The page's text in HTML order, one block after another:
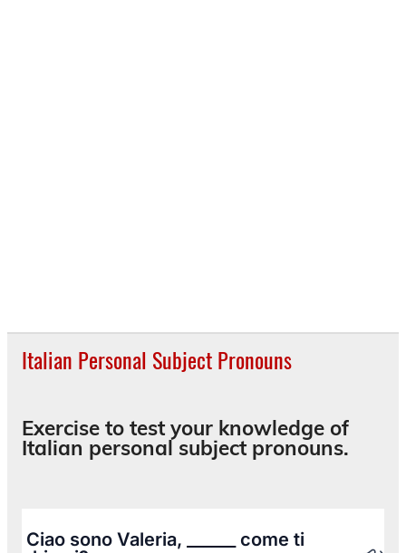
Italian Personal Subject Pronouns
Exercise to test your knowledge of
Italian personal subject pronouns.